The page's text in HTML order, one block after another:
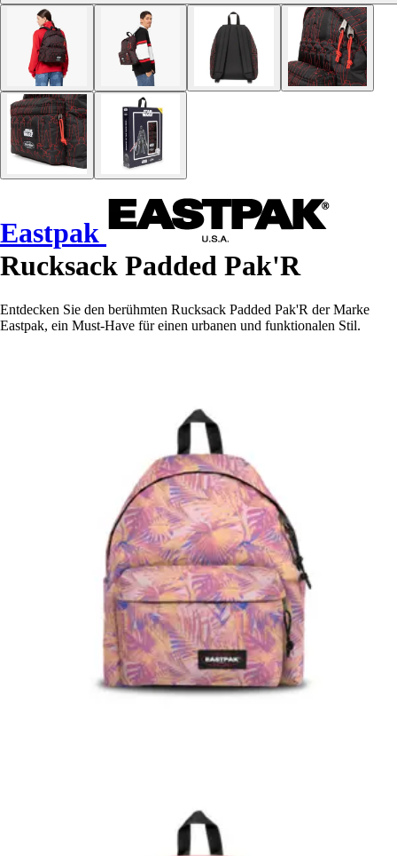
Eastpak
Rucksack Padded Pak'R
Entdecken Sie den berühmten Rucksack Padded Pak'R der Marke
Eastpak, ein Must-Have für einen urbanen und funktionalen Stil.